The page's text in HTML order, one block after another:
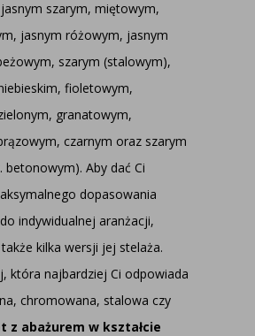
szarym, miętowym,
jasnym różowym, jasnym
szarym (stalowym),
fioletowym,
granatowym,
czarnym oraz szarym
betonowym). Aby dać Ci
dopasowania
indywidualnej aranżacji,
kilka wersji jej stelaża.
która najbardziej Ci odpowiada
chromowana, stalowa czy
z abażurem w kształcie